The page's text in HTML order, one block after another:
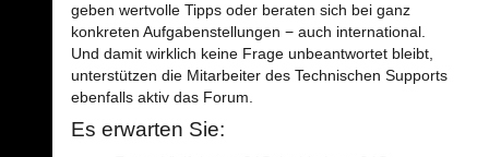
geben wertvolle Tipps oder beraten sich bei ganz
konkreten Aufgabenstellungen − auch international.
Und damit wirklich keine Frage unbeantwortet bleibt,
unterstützen die Mitarbeiter des Technischen Supports
ebenfalls aktiv das Forum.
Es erwarten Sie: